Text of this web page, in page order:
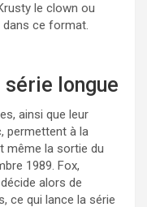
le clown ou
dans ce format.
longue
ainsi que leur
permettent à la
même la sortie du
1989. Fox,
alors de
ce qui lance la série